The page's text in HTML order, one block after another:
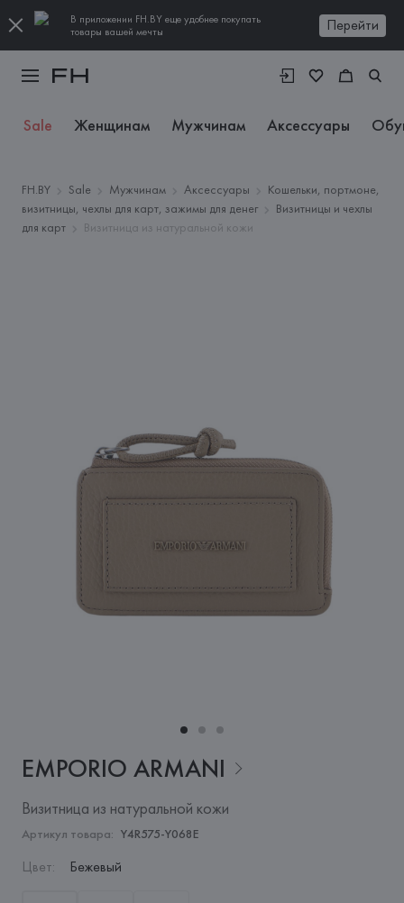
В приложении FH.BY еще удобнее покупать
товары вашей мечты
Перейти
Sale Женщинам Мужчинам Аксессуары
FH.BY Sale Мужчинам Аксессуары
Кошельки, портмоне,
визитницы, чехлы для карт, зажимы для денег
Визитницы и чехлы
для карт
Визитница из натуральной кожи
EMPORIO ARMANI
Визитница из натуральной кожи
Артикул товара: Y4R575-Y068E
Цвет: Бежевый